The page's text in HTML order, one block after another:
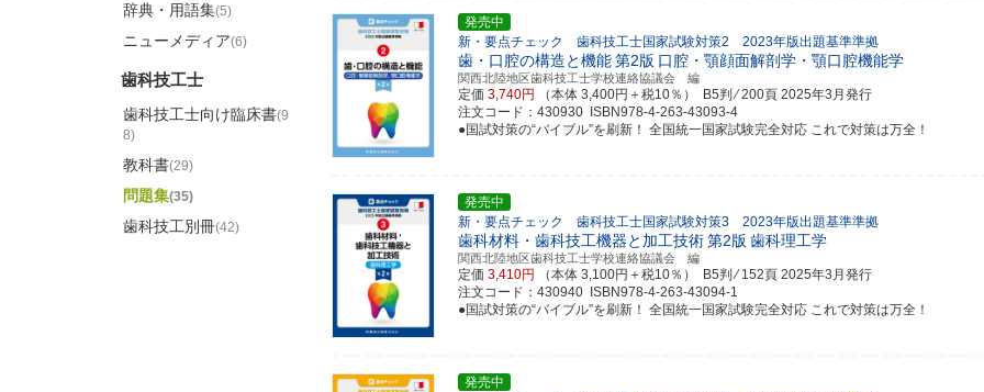
発売中
新・要点チェック 歯科技工士国家試験対策2 2023年版出題基準準拠
歯・口腔の構造と機能第2版 口腔・顎顔面解剖学・顎口腔機能学
関西北陸地区歯科技工士学校連絡協議会 編
定価 3,740円 （本体 3,400円＋税10％） B5判 ⁄ 200頁 2025年3月発行
注文コード：430930 ISBN978-4-263-43093-4
●国試対策の“バイブル”を刷新！ 全国統一国家試験完全対応 これで対策は万全！
発売中
新・要点チェック 歯科技工士国家試験対策3 2023年版出題基準準拠
歯科材料・歯科技工機器と加工技術第2版 歯科理工学
関西北陸地区歯科技工士学校連絡協議会 編
定価 3,410円 （本体 3,100円＋税10％） B5判 ⁄ 152頁 2025年3月発行
注文コード：430940 ISBN978-4-263-43094-1
●国試対策の“バイブル”を刷新！ 全国統一国家試験完全対応 これで対策は万全！
発売中
辞典・用語集(5)
ニューメディア(6)
歯科技工士
歯科技工士向け臨床書(9
8)
教科書(29)
問題集(35)
歯科技工別冊(42)